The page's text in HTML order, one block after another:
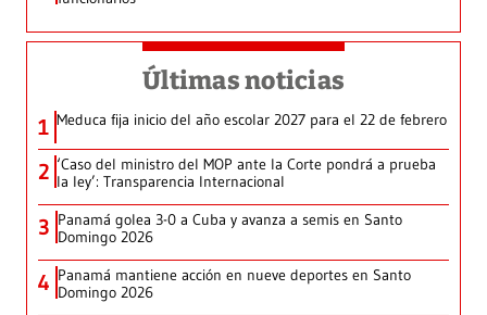
Últimas noticias
1 Meduca fija inicio del año escolar 2027 para el 22 de febrero
2 ‘Caso del ministro del MOP ante la Corte pondrá a prueba
la ley’: Transparencia Internacional
3 Panamá golea 3-0 a Cuba y avanza a semis en Santo
Domingo 2026
4 Panamá mantiene acción en nueve deportes en Santo
Domingo 2026